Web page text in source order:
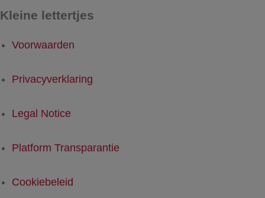
Kleine lettertjes
Voorwaarden
Privacyverklaring
Legal Notice
Platform Transparantie
Cookiebeleid